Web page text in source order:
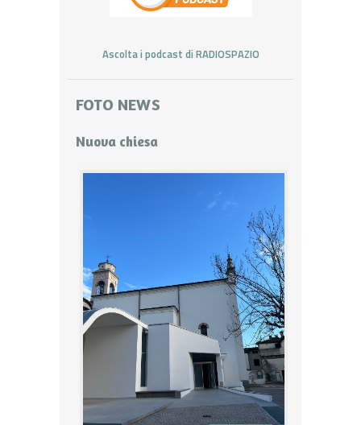
Ascolta i podcast di RADIOSPAZIO
FOTO NEWS
Nuova chiesa